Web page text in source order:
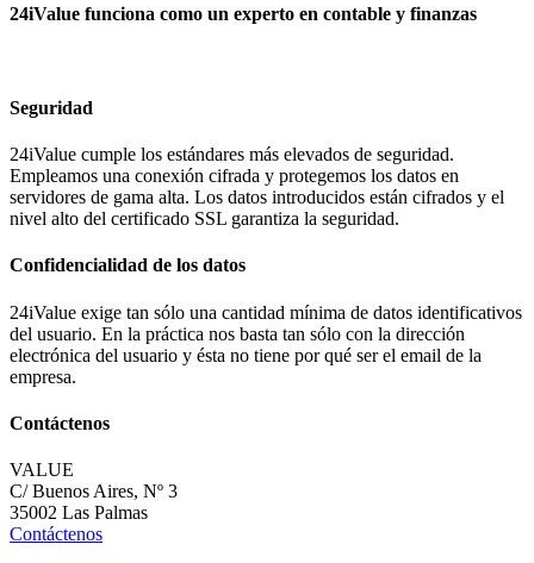
24iValue funciona como un experto en contable y finanzas
Seguridad
24iValue cumple los estándares más elevados de seguridad.
Empleamos una conexión cifrada y protegemos los datos en
servidores de gama alta. Los datos introducidos están cifrados y el
nivel alto del certificado SSL garantiza la seguridad.
Confidencialidad de los datos
24iValue exige tan sólo una cantidad mínima de datos identificativos
del usuario. En la práctica nos basta tan sólo con la dirección
electrónica del usuario y ésta no tiene por qué ser el email de la
empresa.
Contáctenos
VALUE
C/ Buenos Aires, Nº 3
35002 Las Palmas
Contáctenos